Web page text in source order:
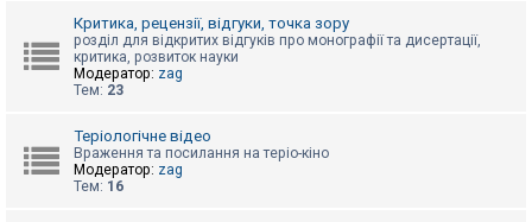
Критика, рецензії, відгуки, точка зору
розділ для відкритих відгуків про монографії та дисертації,
критика, розвиток науки
Модератор: zag
Тем: 23
Теріологічне відео
Враження та посилання на теріо-кіно
Модератор: zag
Тем: 16